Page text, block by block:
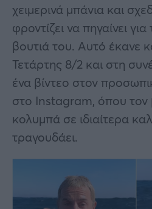
χειμερινά μπάνια και
φροντίζει να πηγαίνει
βουτιά του. Αυτό έκανε
Τετάρτης 8/2 και στη
ένα βίντεο στον
στο Instagram, όπου τον
κολυμπά σε ιδιαίτερα
τραγουδάει.